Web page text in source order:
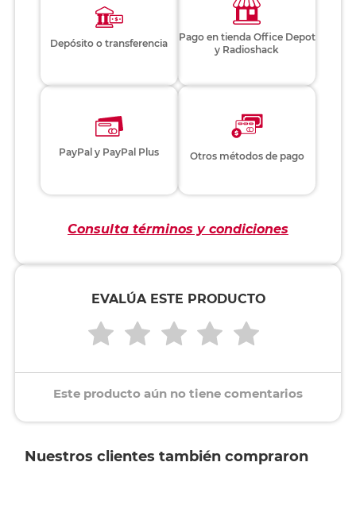
Depósito o transferencia
Pago en tienda Office Depot
y Radioshack
PayPal y PayPal Plus Otros métodos de pago
Consulta términos y condiciones
EVALÚA ESTE PRODUCTO
Este producto aún no tiene comentarios
Nuestros clientes también compraron